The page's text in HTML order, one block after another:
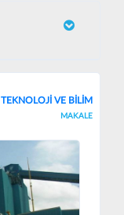
TEKNOLOJİ VE BİLİM
MAKALE